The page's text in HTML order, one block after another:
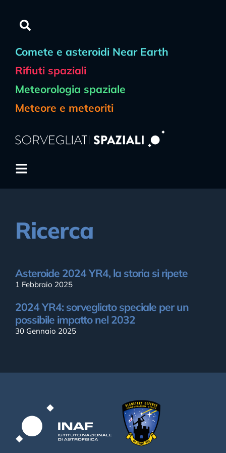
Comete e asteroidi Near Earth
Rifiuti spaziali
Meteorologia spaziale
Meteore e meteoriti
Ricerca
Asteroide 2024 YR4, la storia si ripete
1 Febbraio 2025
2024 YR4: sorvegliato speciale per un
possibile impatto nel 2032
30 Gennaio 2025